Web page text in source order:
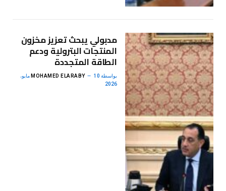
مدبولي يبحث تعزيز مخزون
المنتجات البترولية ودعم
الطاقة المتجددة
بواسطة MOHAMED ELARABY 10 مايو،
2026